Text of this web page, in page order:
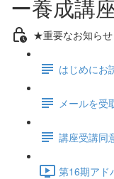
ー養成講
★重要なお知らせ
はじめにお
メールを受
講座受講同
第16期アド